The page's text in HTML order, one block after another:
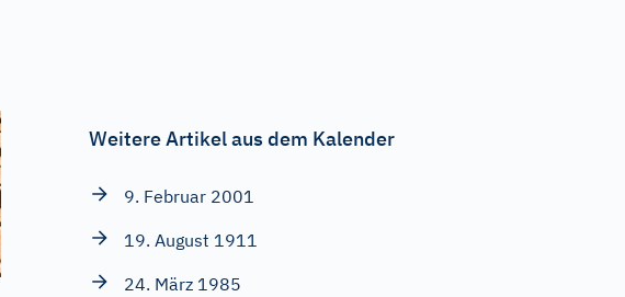
Weitere Artikel aus dem Kalender
9. Februar 2001
19. August 1911
24. März 1985